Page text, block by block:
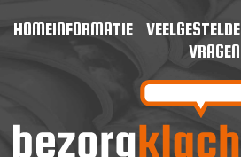
HOMEINFORMATIE
VEELGESTELDE
VRAGEN